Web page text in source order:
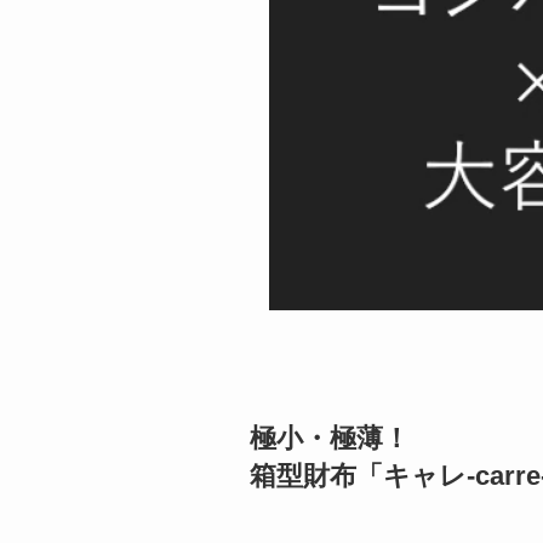
極小・極薄！
箱型財布「キャレ-